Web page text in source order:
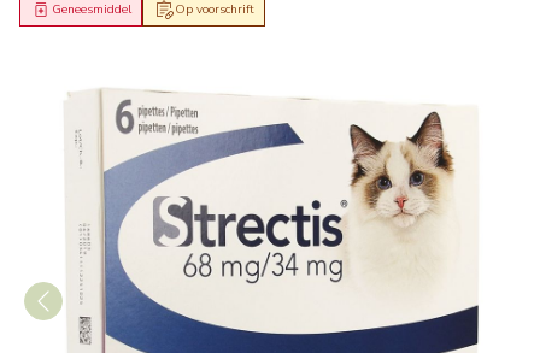
Op voorschrift
Geneesmiddel